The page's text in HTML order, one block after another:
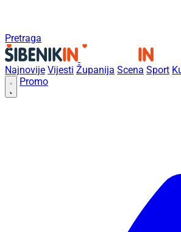
Pretraga
Najnovije Vijesti Županija Scena Sport
Promo